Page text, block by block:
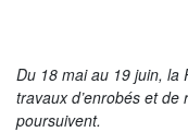
L'Abbaye
Voix au Chapitre
Les expositions
Du 18 mai au 19 juin, la
travaux d’enrobés et
poursuivent.